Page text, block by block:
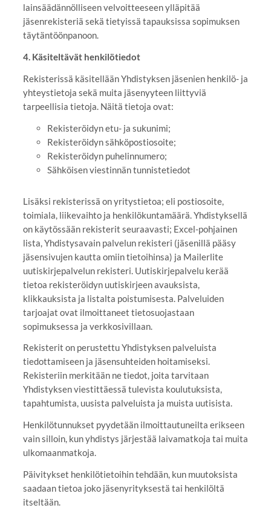
lainsäädännölliseen velvoitteeseen ylläpitää
jäsenrekisteriä sekä tietyissä tapauksissa sopimuksen
täytäntöönpanoon.
4. Käsiteltävät henkilötiedot
Rekisterissä käsitellään Yhdistyksen jäsenien henkilö- ja
yhteystietoja sekä muita jäsenyyteen liittyviä
tarpeellisia tietoja. Näitä tietoja ovat:
Rekisteröidyn etu- ja sukunimi;
Rekisteröidyn sähköpostiosoite;
Rekisteröidyn puhelinnumero;
Sähköisen viestinnän tunnistetiedot
Lisäksi rekisterissä on yritystietoa; eli postiosoite,
toimiala, liikevaihto ja henkilökuntamäärä. Yhdistyksellä
on käytössään rekisterit seuraavasti; Excel-pohjainen
lista, Yhdistysavain palvelun rekisteri (jäsenillä pääsy
jäsensivujen kautta omiin tietoihinsa) ja Mailerlite
uutiskirjepalvelun rekisteri. Uutiskirjepalvelu kerää
tietoa rekisteröidyn uutiskirjeen avauksista,
klikkauksista ja listalta poistumisesta. Palveluiden
tarjoajat ovat ilmoittaneet tietosuojastaan
sopimuksessa ja verkkosivillaan.
Rekisterit on perustettu Yhdistyksen palveluista
tiedottamiseen ja jäsensuhteiden hoitamiseksi.
Rekisteriin merkitään ne tiedot, joita tarvitaan
Yhdistyksen viestittäessä tulevista koulutuksista,
tapahtumista, uusista palveluista ja muista uutisista.
Henkilötunnukset pyydetään ilmoittautuneilta erikseen
vain silloin, kun yhdistys järjestää laivamatkoja tai muita
ulkomaanmatkoja.
Päivitykset henkilötietoihin tehdään, kun muutoksista
saadaan tietoa joko jäsenyrityksestä tai henkilöltä
itseltään.